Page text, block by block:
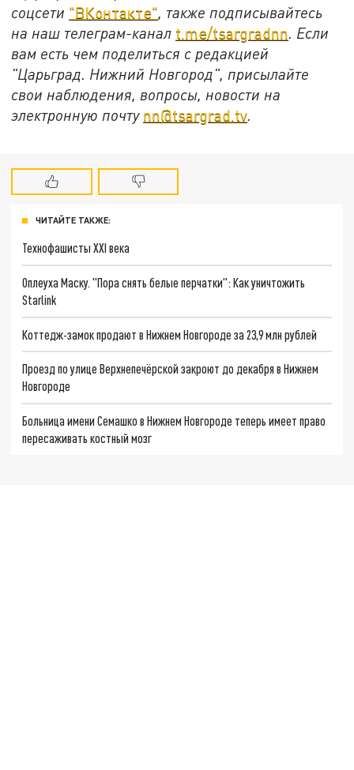
соцсети "ВКонтакте" , также подписывайтесь
на наш телеграм-канал t.me/tsargradnn . Если
вам есть чем поделиться с редакцией
"Царьград. Нижний Новгород", присылайте
свои наблюдения, вопросы, новости на
электронную почту nn@tsargrad.tv
ЧИТАЙТЕ ТАКЖЕ:
Технофашисты XXI века
Оплеуха Маску. "Пора снять белые перчатки": Как уничтожить
Starlink
Коттедж-замок продают в Нижнем Новгороде за 23,9 млн рублей
Проезд по улице Верхнепечёрской закроют до декабря в Нижнем
Новгороде
Больница имени Семашко в Нижнем Новгороде теперь имеет право
пересаживать костный мозг